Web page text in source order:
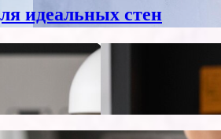
идеальных стен